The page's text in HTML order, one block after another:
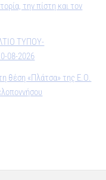
την πίστη και τον
ΤΥΠΟΥ-
08-2026
θέση «Πλάτσα» της Ε.Ο.